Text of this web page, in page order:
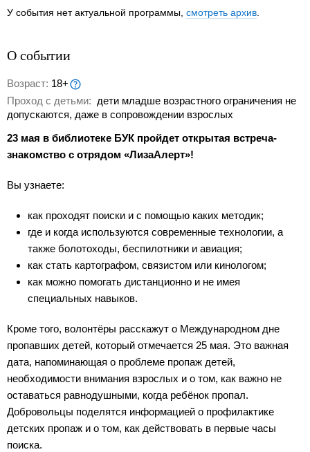
У события нет актуальной программы, смотреть архив
О событии
Возраст: 18+
Проход с детьми: дети младше возрастного ограничения не
допускаются, даже в сопровождении взрослых
23 мая в библиотеке БУК пройдет открытая встреча-
знакомство с отрядом «ЛизаАлерт»!
Вы узнаете:
как проходят поиски и с помощью каких методик;
где и когда используются современные технологии, а
также болотоходы, беспилотники и авиация;
как стать картографом, связистом или кинологом;
как можно помогать дистанционно и не имея
специальных навыков.
Кроме того, волонтёры расскажут о Международном дне
пропавших детей, который отмечается 25 мая. Это важная
дата, напоминающая о проблеме пропаж детей,
необходимости внимания взрослых и о том, как важно не
оставаться равнодушными, когда ребёнок пропал.
Добровольцы поделятся информацией о профилактике
детских пропаж и о том, как действовать в первые часы
поиска.